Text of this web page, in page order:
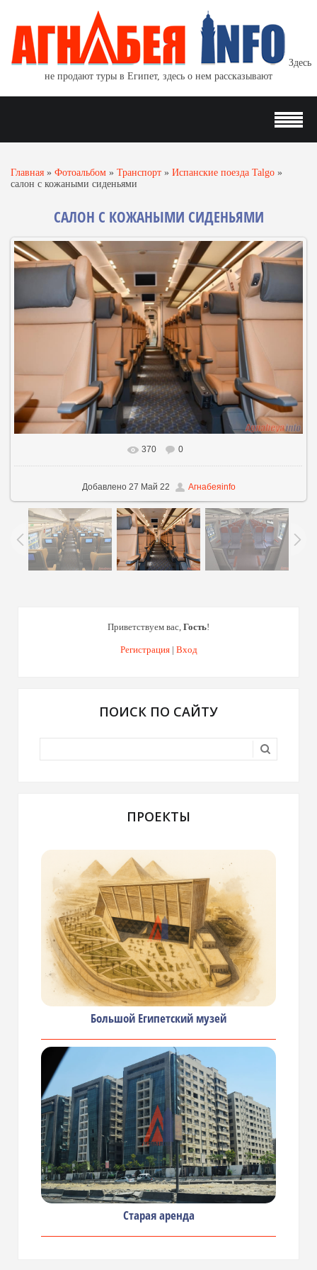
Здесь
не продают туры в Египет, здесь о нем рассказывают
Главная » Фотоальбом » Транспорт » Испанские поезда Talgo »
салон с кожаными сиденьями
САЛОН С КОЖАНЫМИ СИДЕНЬЯМИ
В реальном размере 960x640
370 0
Добавлено27 Май 22 Агнабеяinfo
Приветствуем вас Гость!
Регистрация| Вход
ПОИСК ПО САЙТУ
ПРОЕКТЫ
Большой Египетский музей
Старая аренда